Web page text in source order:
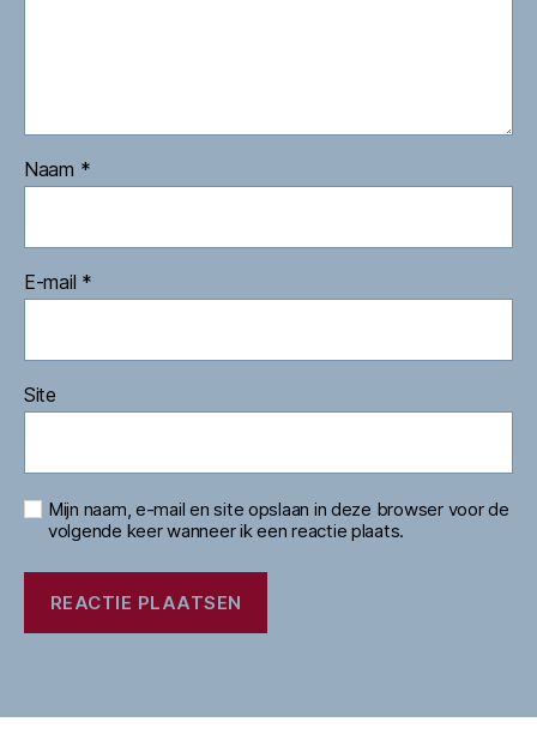
Naam *
E-mail *
Site
Mijn naam, e-mail en site opslaan in deze browser voor de
volgende keer wanneer ik een reactie plaats.